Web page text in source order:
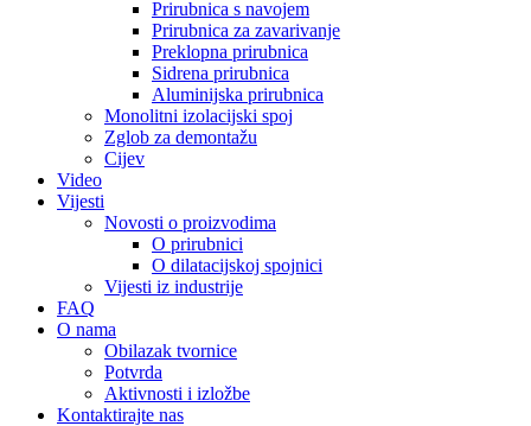
Prirubnica s navojem
Prirubnica za zavarivanje
Preklopna prirubnica
Sidrena prirubnica
Aluminijska prirubnica
Monolitni izolacijski spoj
Zglob za demontažu
Cijev
Video
Vijesti
Novosti o proizvodima
O prirubnici
O dilatacijskoj spojnici
Vijesti iz industrije
FAQ
O nama
Obilazak tvornice
Potvrda
Aktivnosti i izložbe
Kontaktirajte nas